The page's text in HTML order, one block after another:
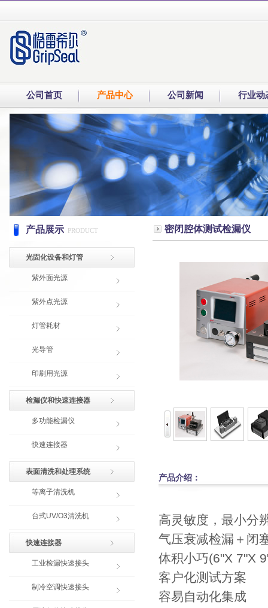
公司首页 产品中心 公司新闻 行业动
产品展示 PRODUCT
光固化设备和灯管
紫外面光源
紫外点光源
灯管耗材
光导管
印刷用光源
检漏仪和快速连接器
多功能检漏仪
快速连接器
表面清洗和处理系统
等离子清洗机
台式UV/O3清洗机
快速连接器
工业检漏快速接头
制冷空调快速接头
密闭腔体测试检漏仪
产品介绍：
高灵敏度，最小分
气压衰减检漏＋闭
体积小巧(6"X 7"X
客户化测试方案
容易自动化集成